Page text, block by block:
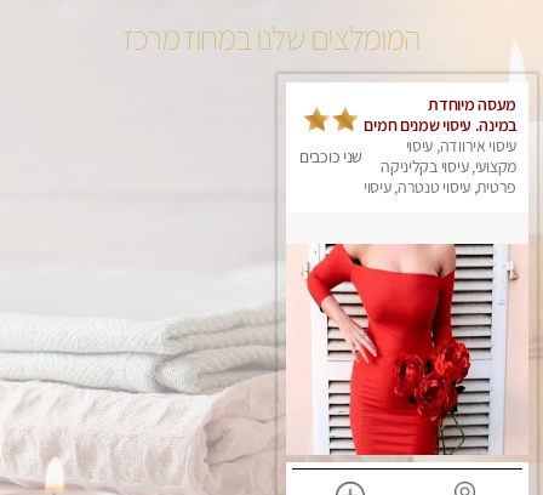
המומלצים שלנו במחוז מרכז
מעסה מיוחדת
במינה. עיסוי שמנים חמים
עיסוי אירוודה, עיסוי
מקצועי, עיסוי בקליניקה
פרטית, עיסוי טנטרה, עיסוי
שני כוכבים